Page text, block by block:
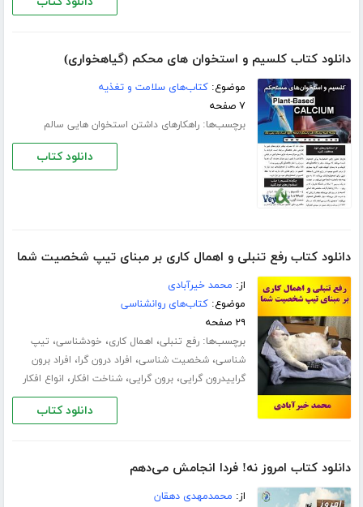
دانلود کتاب کلسیم و استخوان های محکم (گیاهخواری)
موضوع:کتاب‌های سلامت و تغذیه
۷ صفحه
برچسب‌ها:راهکارهای داشتن استخوان هایی سالم
دانلود کتاب
دانلود کتاب رفع تنبلی و اهمال کاری بر مبنای تیپ شخصیت شما
از: محمد خیرآبادی
موضوع:کتاب‌های روانشناسی
۲۹ صفحه
برچسب‌ها:رفع تنبلی، اهمال کاری، خودشناسی، تیپ
شناسی،شخصیت شناسی، افراد درون گرا، افراد برون
گراییدرون گرایی،برون گرایی،شناخت افکار، انواع افکار
دانلود کتاب
دانلود کتاب امروز نه! فردا انجامش می‌دهم
از: محمدمهدی دهقان